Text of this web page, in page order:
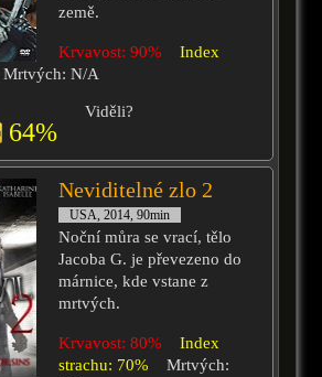
země.
Krvavost: 90%
Index
Mrtvých: N/A
64%
Viděli?
Neviditelné zlo 2
USA, 2014, 90min
Noční můra se vrací, tělo
Jacoba G. je převezeno do
márnice, kde vstane z
mrtvých.
Krvavost: 80%
Index
strachu: 70%
Mrtvých: